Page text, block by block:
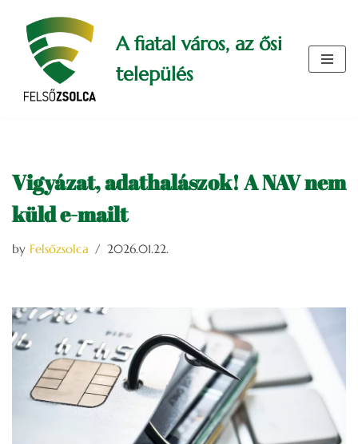
Skip
content
A fiatal város, az ősi
település
Vigyázat, adathalászok! A NAV nem
küld e-mailt
by Felsőzsolca 2026.01.22.